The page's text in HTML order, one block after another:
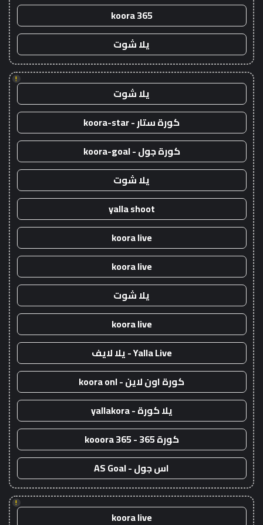
koora 365
يلا شوت
!
يلا شوت
كورة ستار - koora-star
كورة جول - koora-goal
يلا شوت
yalla shoot
koora live
koora live
يلا شوت
koora live
Yalla Live - يلا لايف
كورة اون لاين - koora onl
يلا كورة - yallakora
كورة 365 - kooora 365
اس جول - AS Goal
!
koora live